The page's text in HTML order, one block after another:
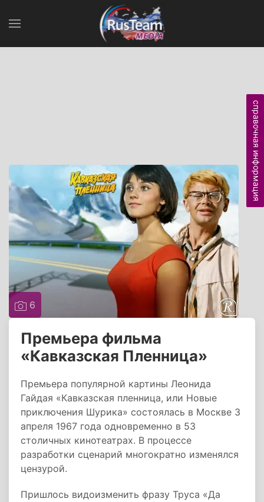
6
Премьера фильма
«Кавказская Пленница»
Премьера популярной картины Леонида
Гайдая «Кавказская пленница, или Новые
приключения Шурика» состоялась в Москве 3
апреля 1967 года одновременно в 53
столичных кинотеатрах. В процессе
разработки сценарий многократно изменялся
цензурой.
Пришлось видоизменить фразу Труса «Да
справочная информация